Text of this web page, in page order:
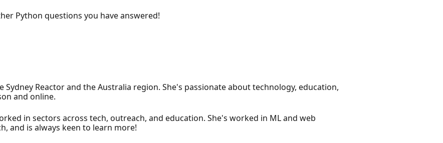
Python questions you have answered!
Sydney Reactor and the Australia region. She's passionate about technology, education,
and online.
in sectors across tech, outreach, and education. She's worked in ML and web
and is always keen to learn more!